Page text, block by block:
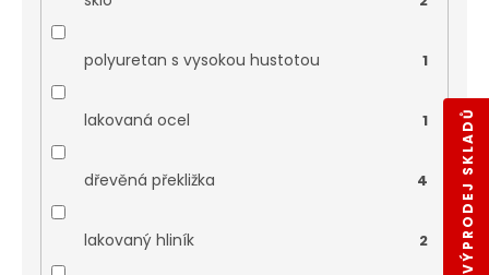
polyuretan s vysokou hustotou 1
lakovaná ocel 1
dřevěná překližka 4
lakovaný hliník 2 VÝPRODEJ SKLADŮ